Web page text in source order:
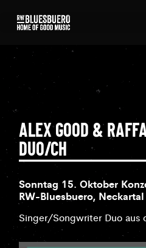
ALEX GOOD &
DUO/CH
Sonntag 15. Oktober
RW-Bluesbuero,
Singer/Songwriter Duo aus